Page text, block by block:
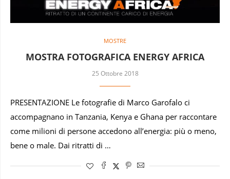
MOSTRE
MOSTRA FOTOGRAFICA ENERGY AFRICA
25 Ottobre 2018
PRESENTAZIONE Le fotografie di Marco Garofalo ci
accompagnano in Tanzania, Kenya e Ghana per raccontare
come milioni di persone accedono all’energia: più o meno,
bene o male. Dai ritratti di …